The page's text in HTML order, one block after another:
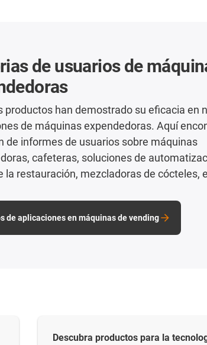
de usuarios de
productos han demostrado su eficacia en
de máquinas expendedoras. Aquí
de informes de usuarios sobre máquinas
cafeteras, soluciones de
la restauración, mezcladoras de cócteles,
de aplicaciones en máquinas de vending
Descubra productos para la